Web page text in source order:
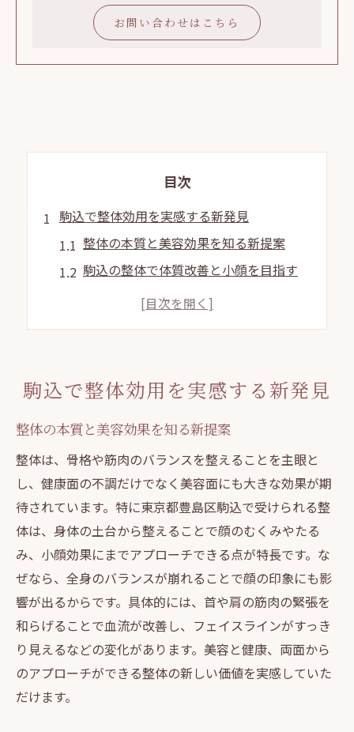
お問い合わせはこちら
目次
駒込で整体効用を実感する新発見
整体の本質と美容効果を知る新提案
駒込の整体で体質改善と小顔を目指す
整体施術がもたらす心身の変化とは
東京で人気の整体が与える満足度の理由
美容も叶える整体施術の魅力とは
美容整体で叶う理想の小顔と健康美
整体施術が肌質や輪郭に与える影響
オールハンド整体で実感する美容効用
美容と健康を両立できる整体体験の価値
口コミで話題の美容整体の魅力を解説
小顔を目指す方必見の整体施術の秘密
小顔効果が期待できる整体体験
整体で叶える自然な小顔の法則
顔のバランスを整える整体施術の特徴
小顔矯正と整体の違いを専門的に解説
駒込で整体効用を実感する新発見
整体の本質と美容効果を知る新提案
整体は、骨格や筋肉のバランスを整えることを主眼と
し、健康面の不調だけでなく美容面にも大きな効果が期
待されています。特に東京都豊島区駒込で受けられる整
体は、身体の土台から整えることで顔のむくみやたる
み、小顔効果にまでアプローチできる点が特長です。な
ぜなら、全身のバランスが崩れることで顔の印象にも影
響が出るからです。具体的には、首や肩の筋肉の緊張を
和らげることで血流が改善し、フェイスラインがすっき
り見えるなどの変化があります。美容と健康、両面から
のアプローチができる整体の新しい価値を実感していた
だけます。